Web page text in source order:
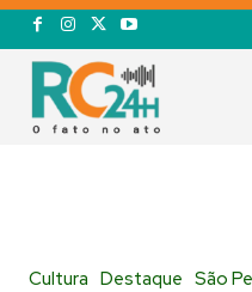
Cultura Destaque São